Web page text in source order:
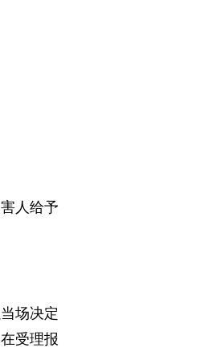
人给予
场决定
受理报